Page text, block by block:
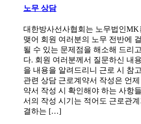
노무 상담
대한방사선사협회는 노무법인
맺어 회원 여러분의 노무 전반에
될 수 있는 문제점을 해소해 드리
다. 회원 여러분께서 질문하신 내
을 내용을 알려드리니 근로 시 참
관련 상담 근로계약서 작성은 언
약서 작성 시 확인해야 하는 사항
서의 작성 시기는 적어도 근로관
결하는 […]